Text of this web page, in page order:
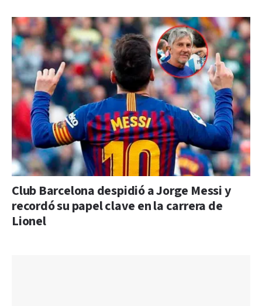
Club Barcelona despidió a Jorge Messi y
recordó su papel clave en la carrera de
Lionel